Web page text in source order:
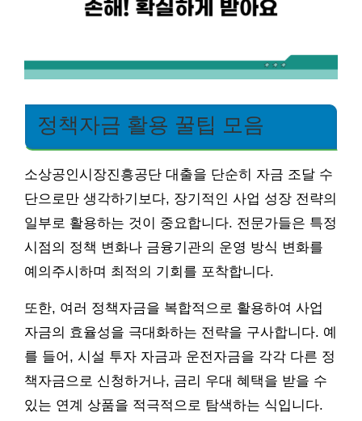
정책자금 활용 꿀팁 모음
소상공인시장진흥공단 대출을 단순히 자금 조달 수
단으로만 생각하기보다, 장기적인 사업 성장 전략의
일부로 활용하는 것이 중요합니다. 전문가들은 특정
시점의 정책 변화나 금융기관의 운영 방식 변화를
예의주시하며 최적의 기회를 포착합니다.
또한, 여러 정책자금을 복합적으로 활용하여 사업
자금의 효율성을 극대화하는 전략을 구사합니다. 예
를 들어, 시설 투자 자금과 운전자금을 각각 다른 정
책자금으로 신청하거나, 금리 우대 혜택을 받을 수
있는 연계 상품을 적극적으로 탐색하는 식입니다.